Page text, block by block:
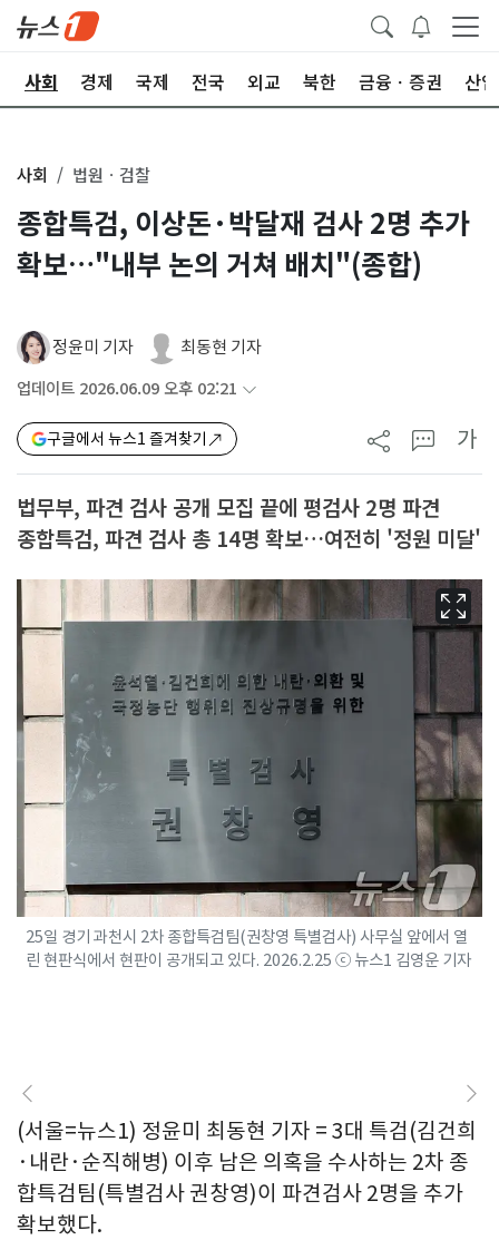
사회 경제 국제 전국 외교 북한 금융ㆍ증권 산업
사회 법원ㆍ검찰
종합특검, 이상돈·박달재 검사 2명 추가
확보…"내부 논의 거쳐 배치"(종합)
정윤미 기자 최동현 기자
업데이트 2026.06.09 오후 02:21
구글에서 뉴스1 즐겨찾기 가
법무부, 파견 검사 공개 모집 끝에 평검사 2명 파견
종합특검, 파견 검사 총 14명 확보…여전히 '정원 미달'
25일 경기 과천시 2차 종합특검팀(권창영 특별검사) 사무실 앞에서 열
린 현판식에서 현판이 공개되고 있다. 2026.2.25 ⓒ 뉴스1 김영운 기자
(서울=뉴스1) 정윤미 최동현 기자 = 3대 특검(김건희
·내란·순직해병) 이후 남은 의혹을 수사하는 2차 종
합특검팀(특별검사 권창영)이 파견검사 2명을 추가
확보했다.